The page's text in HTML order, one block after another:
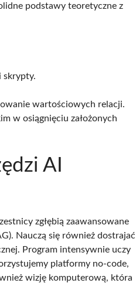
podstawy teoretyczne z
skrypty.
wartościowych relacji.
w osiągnięciu założonych
AI
zgłębią zaawansowane
Nauczą się również dostrajać
Program intensywnie uczy
platformy no-code,
wizję komputerową, która